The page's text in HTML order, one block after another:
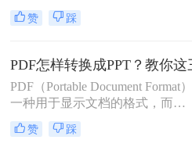
其出色的跨平台兼容性和保持文
式不变的能力而广受欢迎。然而
件中的内容转换成PPT（
Presentation）格式，以便进行演
进一步编辑。那么pdf文件如何转
格式呢？本文将详细介绍几种将
文件转换为PPT格式的有效方法，
助您轻松应对这一需求。
赞 踩
PDF（Portable Document Format
一种用于显示文档的格式，而
PPT（PowerPoint）是一种用于演
文件格式。PDF文件常用于保存
赞 踩